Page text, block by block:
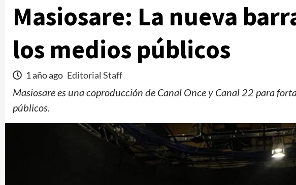
Masiosare: La nueva
los medios públicos
1 año ago Editorial Staff
Masiosare es una coproducción de Canal Once y Canal 22 para
públicos.